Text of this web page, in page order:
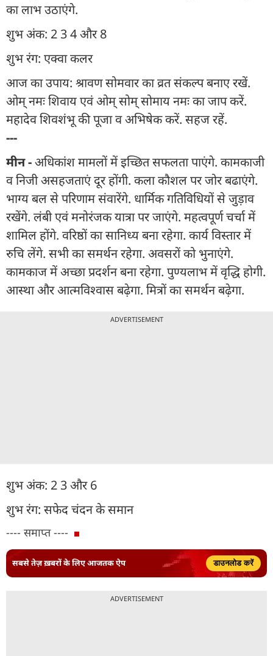
का लाभ उठाएंगे.
शुभ अंक: 2 3 4 और 8
शुभ रंग: एक्वा कलर
आज का उपाय: श्रावण सोमवार का व्रत संकल्प बनाए रखें.
ओम् नमः शिवाय एवं ओम् सोम् सोमाय नमः का जाप करें.
महादेव शिवशंभू की पूजा व अभिषेक करें. सहज रहें.
---
मीन -अधिकांश मामलों में इच्छित सफलता पाएंगे. कामकाजी
व निजी असहजताएं दूर होंगी. कला कौशल पर जोर बढाएंगे.
भाग्य बल से परिणाम संवारेंगे. धार्मिक गतिविधियों से जुड़ाव
रखेंगे. लंबी एवं मनोरंजक यात्रा पर जाएंगे. महत्वपूर्ण चर्चा में
शामिल होंगे. वरिष्ठों का सानिध्य बना रहेगा. कार्य विस्तार में
रुचि लेंगे. सभी का समर्थन रहेगा. अवसरों को भुनाएंगे.
कामकाज में अच्छा प्रदर्शन बना रहेगा. पुण्यलाभ में वृद्धि होगी.
आस्था और आत्मविश्वास बढ़ेगा. मित्रों का समर्थन बढ़ेगा.
ADVERTISEMENT
शुभ अंक: 2 3 और 6
शुभ रंग: सफेद चंदन के समान
---- समाप्त ----
सबसे तेज़ ख़बरों के लिए आजतक ऐप डाउनलोड करें
ADVERTISEMENT